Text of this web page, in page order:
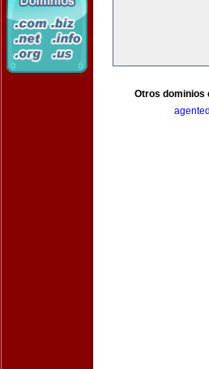
Otros dominios